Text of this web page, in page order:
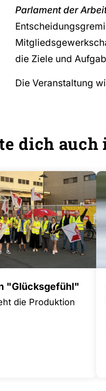
Parlament der
die Ziele und
Die Veranstaltung
dich auch
"Glücksgefühl"
die Produktion